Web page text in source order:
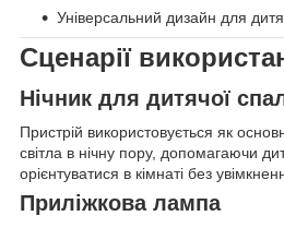
Універсальний дизайн для
Сценарії
Нічник для дитячої
Пристрій використовується як
світла в нічну пору, допомагаючи
орієнтуватися в кімнаті без
Приліжкова лампа